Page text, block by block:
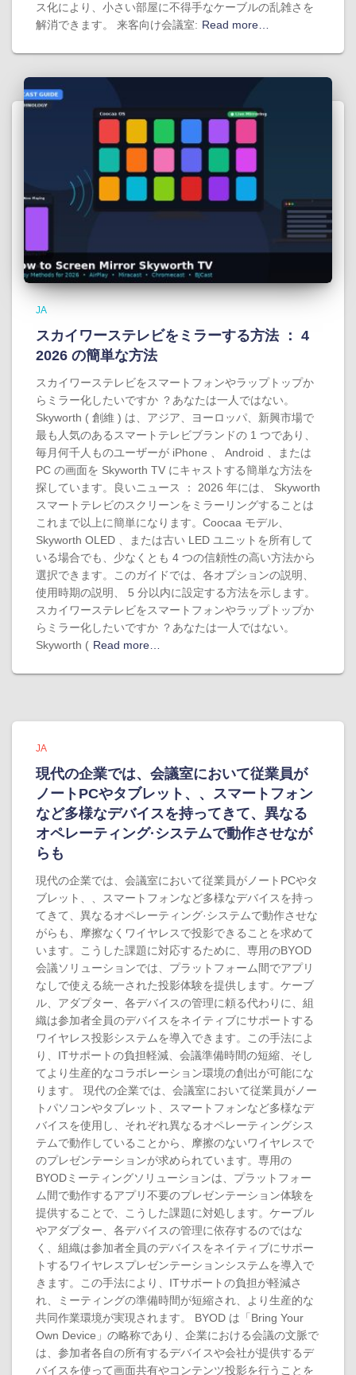
ス化により、小さい部屋に不得手なケーブルの乱雑さを
解消できます。 来客向け会議室: Read more…
JA
スカイワーステレビをミラーする方法 ： 4
2026 の簡単な方法
スカイワーステレビをスマートフォンやラップトップか
らミラー化したいですか ？あなたは一人ではない。
Skyworth ( 創維 ) は、アジア、ヨーロッパ、新興市場で
最も人気のあるスマートテレビブランドの 1 つであり、
毎月何千人ものユーザーが iPhone 、 Android 、または
PC の画面を Skyworth TV にキャストする簡単な方法を
探しています。良いニュース ： 2026 年には、 Skyworth
スマートテレビのスクリーンをミラーリングすることは
これまで以上に簡単になります。Coocaa モデル、
Skyworth OLED 、または古い LED ユニットを所有して
いる場合でも、少なくとも 4 つの信頼性の高い方法から
選択できます。このガイドでは、各オプションの説明、
使用時期の説明、 5 分以内に設定する方法を示します。
スカイワーステレビをスマートフォンやラップトップか
らミラー化したいですか ？あなたは一人ではない。
Skyworth ( Read more…
JA
現代の企業では、会議室において従業員が
ノートPCやタブレット、、スマートフォン
など多様なデバイスを持ってきて、異なる
オペレーティング·システムで動作させなが
らも
現代の企業では、会議室において従業員がノートPCやタ
ブレット、、スマートフォンなど多様なデバイスを持っ
てきて、異なるオペレーティング·システムで動作させな
がらも、摩擦なくワイヤレスで投影できることを求めて
います。こうした課題に対応するために、専用のBYOD
会議ソリューションでは、プラットフォーム間でアプリ
なしで使える統一された投影体験を提供します。ケーブ
ル、アダプター、各デバイスの管理に頼る代わりに、組
織は参加者全員のデバイスをネイティブにサポートする
ワイヤレス投影システムを導入できます。この手法によ
り、ITサポートの負担軽減、会議準備時間の短縮、そし
てより生産的なコラボレーション環境の創出が可能にな
ります。 現代の企業では、会議室において従業員がノー
トパソコンやタブレット、スマートフォンなど多様なデ
バイスを使用し、それぞれ異なるオペレーティングシス
テムで動作していることから、摩擦のないワイヤレスで
のプレゼンテーションが求められています。専用の
BYODミーティングソリューションは、プラットフォー
ム間で動作するアプリ不要のプレゼンテーション体験を
提供することで、こうした課題に対処します。ケーブル
やアダプター、各デバイスの管理に依存するのではな
く、組織は参加者全員のデバイスをネイティブにサポー
トするワイヤレスプレゼンテーションシステムを導入で
きます。この手法により、ITサポートの負担が軽減さ
れ、ミーティングの準備時間が短縮され、より生産的な
共同作業環境が実現されます。 BYOD は「Bring Your
Own Device」の略称であり、企業における会議の文脈で
は、参加者各自の所有するデバイスや会社が提供するデ
バイスを使って画面共有やコンテンツ投影を行うことを